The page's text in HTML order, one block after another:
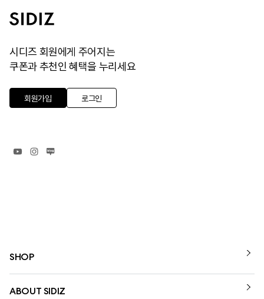
시디즈 회원에게 주어지는
쿠폰과 추천인 혜택을 누리세요
회원가입 로그인
SHOP
ABOUT SIDIZ